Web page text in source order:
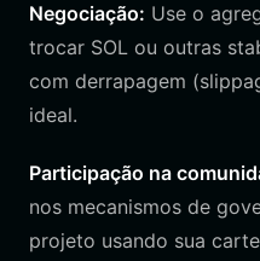
Negociação: Use o
trocar SOL ou outras
com derrapagem
ideal.
Participação na
nos mecanismos de
projeto usando sua